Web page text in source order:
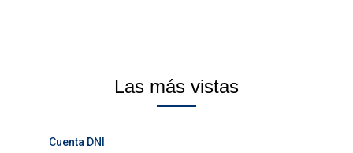
Las más vistas
Cuenta DNI